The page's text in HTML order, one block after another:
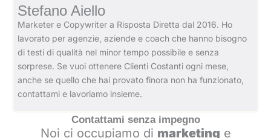
Stefano Aiello
Marketer e Copywriter a Risposta Diretta dal 2016. Ho
lavorato per agenzie, aziende e coach che hanno bisogno
di testi di qualità nel minor tempo possibile e senza
sorprese. Se vuoi ottenere Clienti Costanti ogni mese,
anche se quello che hai provato finora non ha funzionato,
contattami e lavoriamo insieme.
Contattami senza impegno
Noi ci occupiamo di marketing e